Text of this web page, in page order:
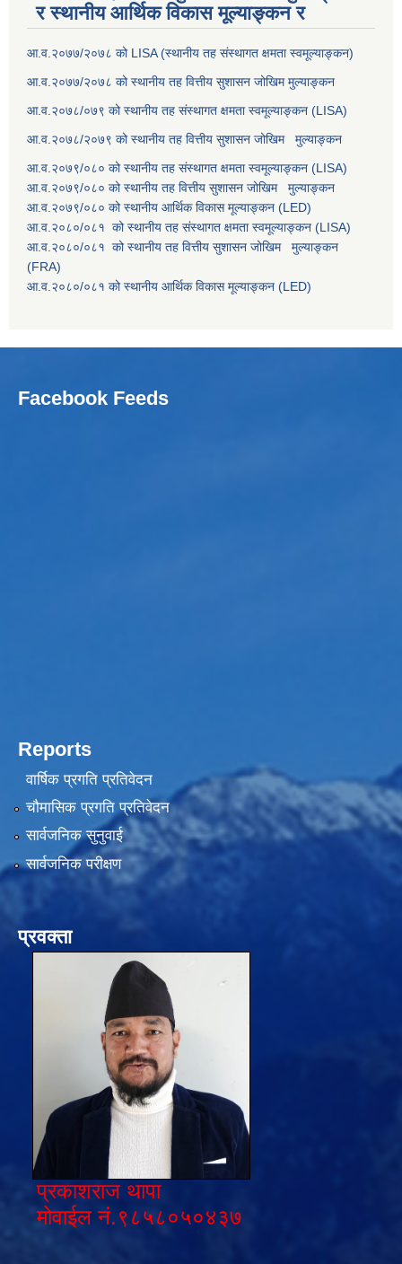
र स्थानीय आर्थिक विकास मूल्याङ्कन र
आ.व.२०७७/२०७८ को LISA (स्थानीय तह संस्थागत क्षमता स्वमूल्याङ्कन)
आ.व.२०७७/२०७८ को स्थानीय तह वित्तीय सुशासन जोखिम मुल्याङ्कन
आ.व.२०७८/०७९ को स्थानीय तह संस्थागत क्षमता स्वमूल्याङ्कन (LISA)
आ.व.२०७८/२०७९ को स्थानीय तह वित्तीय सुशासन जोखिम मुल्याङ्कन
आ.व.२०७९/०८० को स्थानीय तह संस्थागत क्षमता स्वमूल्याङ्कन (LISA)
आ.व.२०७९/०८० को स्थानीय तह वित्तीय सुशासन जोखिम मुल्याङ्कन
आ.व.२०७९/०८० को स्थानीय आर्थिक विकास मूल्याङ्कन (LED)
आ.व.२०८०/०८१ को स्थानीय तह संस्थागत क्षमता स्वमूल्याङ्कन (LISA)
आ.व.२०८०/०८१ को स्थानीय तह वित्तीय सुशासन जोखिम मुल्याङ्कन
(FRA)
आ.व.२०८०/०८१ को स्थानीय आर्थिक विकास मूल्याङ्कन (LED)
Facebook Feeds
Reports
वार्षिक प्रगति प्रतिवेदन
चौमासिक प्रगति प्रतिवेदन
सार्वजनिक सुनुवाई
सार्वजनिक परीक्षण
प्रवक्ता
प्रकाशराज थापा
मोवाईल नं.९८५८०५०४३७